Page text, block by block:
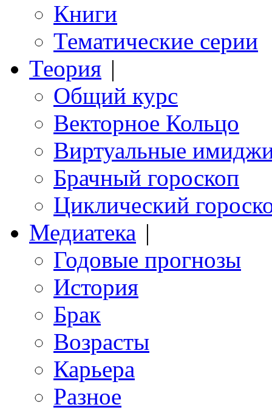
Книги
Тематические серии
Теория |
Общий курс
Векторное Кольцо
Виртуальные
Брачный гороскоп
Циклический
Медиатека |
Годовые прогнозы
История
Брак
Возрасты
Карьера
Разное